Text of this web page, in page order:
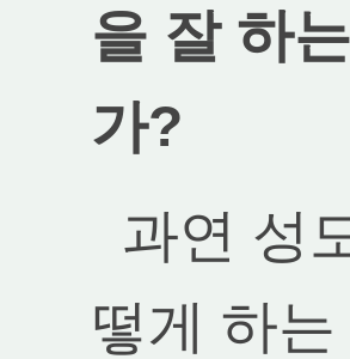
을 잘 하
가?
과연 성
떻게 하는